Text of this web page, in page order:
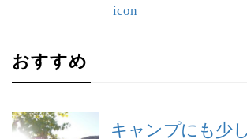
おすすめ
キャンプにも少